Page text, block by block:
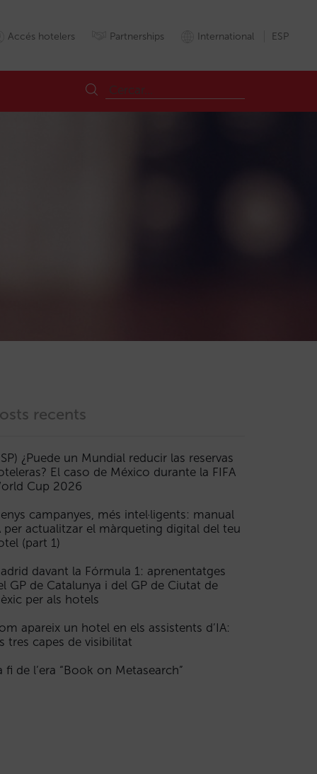
Accés hotelers Partnerships International ESP
recents
¿Puede un Mundial reducir las reservas
El caso de México durante la FIFA
Cup 2026
campanyes, més intel·ligents: manual
per actualitzar el màrqueting digital del teu
(part 1)
davant la Fórmula 1: aprenentatges
GP de Catalunya i del GP de Ciutat de
per als hotels
apareix un hotel en els assistents d’IA:
tres capes de visibilitat
fi de l’era “Book on Metasearch”